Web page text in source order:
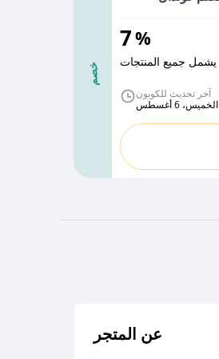
خصم
7%
يشمل جميع المنتجات
آخر تحديث للكوبون
الخميس، 6 أغسطس
عن المتجر